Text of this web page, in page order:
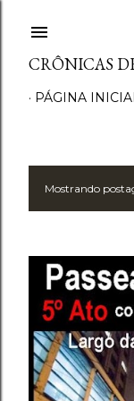
CRÔNICAS
PÁGINA
P
a
g
Mostrando